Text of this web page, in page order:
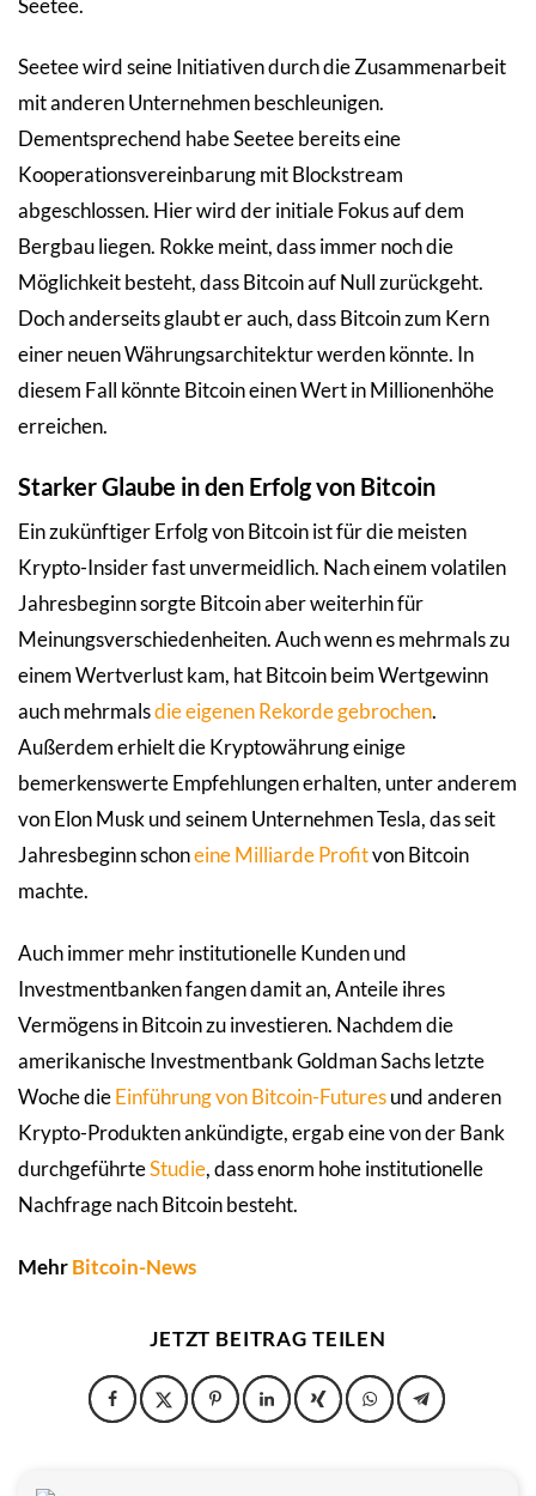
Seetee wird seine Initiativen durch die Zusammenarbeit
mit anderen Unternehmen beschleunigen.
Dementsprechend habe Seetee bereits eine
Kooperationsvereinbarung mit Blockstream
abgeschlossen. Hier wird der initiale Fokus auf dem
Bergbau liegen. Rokke meint, dass immer noch die
Möglichkeit besteht, dass Bitcoin auf Null zurückgeht.
Doch anderseits glaubt er auch, dass Bitcoin zum Kern
einer neuen Währungsarchitektur werden könnte. In
diesem Fall könnte Bitcoin einen Wert in Millionenhöhe
erreichen.
Starker Glaube in den Erfolg von Bitcoin
Ein zukünftiger Erfolg von Bitcoin ist für die meisten
Krypto-Insider fast unvermeidlich. Nach einem volatilen
Jahresbeginn sorgte Bitcoin aber weiterhin für
Meinungsverschiedenheiten. Auch wenn es mehrmals zu
einem Wertverlust kam, hat Bitcoin beim Wertgewinn
auch mehrmalsdie eigenen Rekorde gebrochen.
Außerdem erhielt die Kryptowährung einige
bemerkenswerte Empfehlungen erhalten, unter anderem
von Elon Musk und seinem Unternehmen Tesla, das seit
Jahresbeginn schoneine Milliarde Profitvon Bitcoin
machte.
Auch immer mehr institutionelle Kunden und
Investmentbanken fangen damit an, Anteile ihres
Vermögens in Bitcoin zu investieren. Nachdem die
amerikanische Investmentbank Goldman Sachs letzte
Woche dieEinführung von Bitcoin-Futuresund anderen
Krypto-Produkten ankündigte, ergab eine von der Bank
durchgeführteStudie, dass enorm hohe institutionelle
Nachfrage nach Bitcoin besteht.
MehrBitcoin-News
JETZT BEITRAG TEILEN